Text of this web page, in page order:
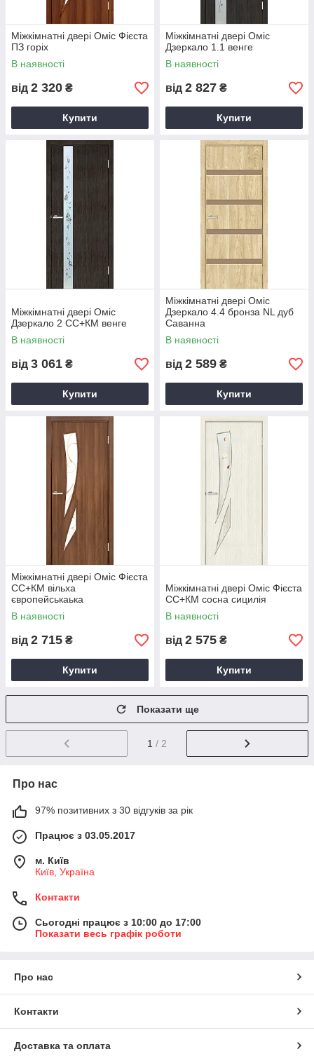
Міжкімнатні двері Оміс Фієста
ПЗ горіх
В наявності
від 2 320 ₴
Купити
Міжкімнатні двері Оміс
Дзеркало 1.1 венге
В наявності
від 2 827 ₴
Купити
Міжкімнатні двері Оміс
Дзеркало 2 СС+КМ венге
В наявності
від 3 061 ₴
Купити
Міжкімнатні двері Оміс
Дзеркало 4.4 бронза NL дуб
Саванна
В наявності
від 2 589 ₴
Купити
Міжкімнатні двері Оміс Фієста
СС+КМ вільха
європейськаька
В наявності
від 2 715 ₴
Купити
Міжкімнатні двері Оміс Фієста
СС+КМ сосна сицилія
В наявності
від 2 575 ₴
Купити
Показати ще
1 / 2
Про нас
97% позитивних з 30 відгуків за рік
Працює з 03.05.2017
м. Київ
Київ, Україна
Контакти
Сьогодні працює з 10:00 до 17:00
Показати весь графік роботи
Про нас
Контакти
Доставка та оплата